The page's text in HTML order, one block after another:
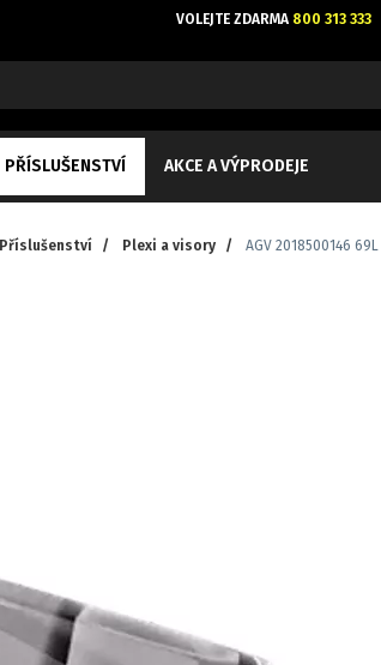
VOLEJTE ZDARMA 800 313 333
PŘÍSLUŠENSTVÍ AKCE A VÝPRODEJE
Příslušenství / Plexi a visory / AGV 2018500146 69L